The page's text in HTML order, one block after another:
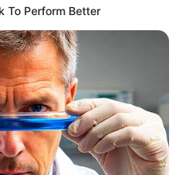
Spotted Secrets That No
To Perform Better